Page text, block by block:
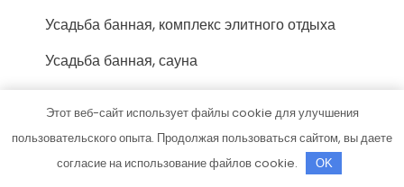
Усадьба банная, комплекс элитного отдыха
Усадьба банная, сауна
Усадьба банная, сауна
Учебный центр Миг
Феникс-Авто, сервис-маркет
Этот веб-сайт использует файлы cookie для улучшения
пользовательского опыта. Продолжая пользоваться сайтом, вы даете
согласие на использование файлов cookie.
OK